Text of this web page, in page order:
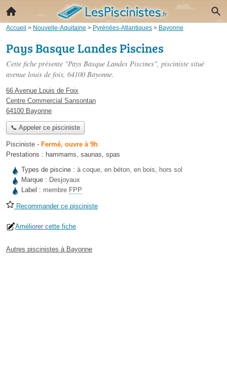
Accueil > Nouvelle-Aquitaine > Pyrénées-Atlantiques > Bayonne
Pays Basque Landes Piscines
Cette fiche présente "Pays Basque Landes Piscines", pisciniste situé
avenue louis de foix, 64100 Bayonne.
66 Avenue Louis de Foix
Centre Commercial Sansontan
64100 Bayonne
📞 Appeler ce pisciniste
Pisciniste - Fermé, ouvre à 9h
Prestations : hammams, saunas, spas
Types de piscine : à coque, en béton, en bois, hors sol
Marque : Desjoyaux
Label : membre FPP
Recommander ce pisciniste
Améliorer cette fiche
Autres piscinistes à Bayonne